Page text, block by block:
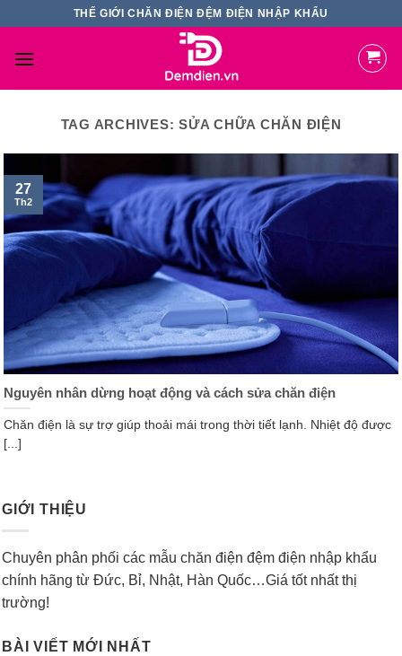
content
THẾ GIỚI CHĂN ĐIỆN ĐỆM ĐIỆN NHẬP KHẨU
TAG ARCHIVES: SỬA CHỮA CHĂN ĐIỆN
Nguyên nhân dừng hoạt động và cách sửa chăn điện
Chăn điện là sự trợ giúp thoải mái trong thời tiết lạnh. Nhiệt độ được
[...]
27
Th2
GIỚI THIỆU
Chuyên phân phối các mẫu chăn điện đệm điện nhập khẩu
chính hãng từ Đức, Bỉ, Nhật, Hàn Quốc…Giá tốt nhất thị
trường!
BÀI VIẾT MỚI NHẤT